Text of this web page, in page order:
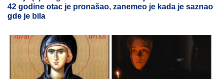
42 godine otac je pronašao, zanemeo je kada je saznao
gde je bila